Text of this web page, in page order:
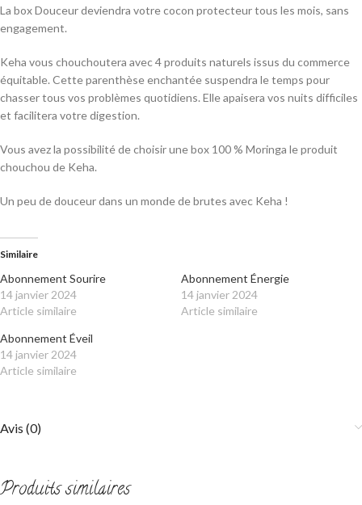
La box Douceur deviendra votre cocon protecteur tous les mois, sans
engagement.
Keha vous chouchoutera avec 4 produits naturels issus du commerce
équitable. Cette parenthèse enchantée suspendra le temps pour
chasser tous vos problèmes quotidiens. Elle apaisera vos nuits difficiles
et facilitera votre digestion.
Vous avez la possibilité de choisir une box 100 % Moringa le produit
chouchou de Keha.
Un peu de douceur dans un monde de brutes avec Keha !
Similaire
Abonnement Sourire
14 janvier 2024
Article similaire
Abonnement Énergie
14 janvier 2024
Article similaire
Abonnement Éveil
14 janvier 2024
Article similaire
Avis (0)
Produits similaires